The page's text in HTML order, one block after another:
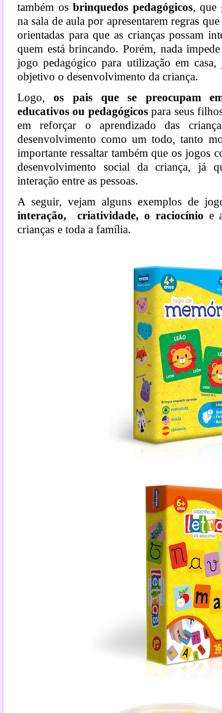
também osbrinquedos pedagógicos, que
na sala de aula por apresentarem regras
orientadas para que as crianças possam
quem está brincando. Porém, nada
jogo pedagógico para utilização em
objetivo o desenvolvimento da criança.
Logo, os pais que se preocupam
educativos ou pedagógicospara seus
em reforçar o aprendizado das
desenvolvimento como um todo, tanto
importante ressaltar também que os jogos
desenvolvimento social da criança, já
interação entre as pessoas.
A seguir, vejam alguns exemplos de
interação, criatividade, o raciocínio e
crianças e toda a família.